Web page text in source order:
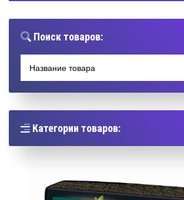
Поиск товаров:
Категории товаров: